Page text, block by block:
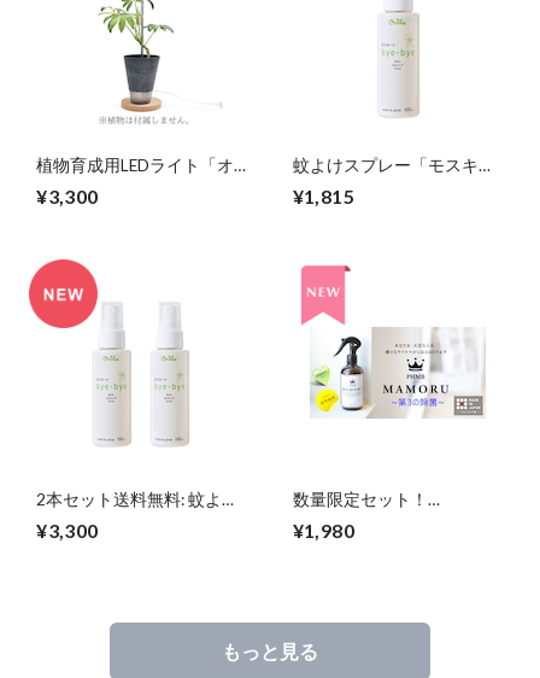
植物育成用LEDライト「オ
ロハライト」～ タイマー付
きで便利でコンパクト ～
¥3,300
蚊よけスプレー「モスキー
トbyebye」～蚊から愛犬・
愛猫、あなたと大切な家族
¥1,815
2本セット送料無料: 蚊よけ
byebye」～蚊から愛犬・愛
¥3,300
数量限定セット！
剤250mlボトル+詰め替え用
な 第３の除菌剤 日本製
PHMB 期間限定送料無料 -
¥1,980
もっと見る